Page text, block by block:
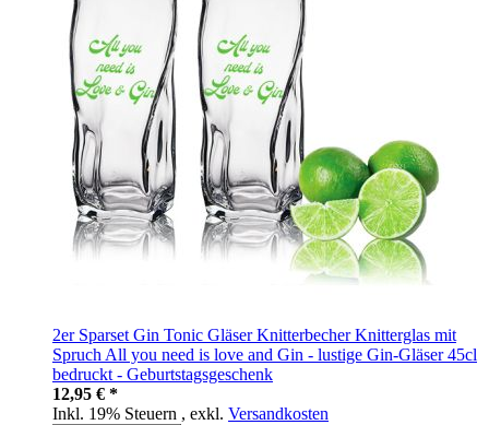
2er Sparset Gin Tonic Gläser Knitterbecher Knitterglas mit
Spruch All you need is love and Gin - lustige Gin-Gläser 45cl
bedruckt - Geburtstagsgeschenk
12,95 € *
Inkl. 19% Steuern , exkl. Versandkosten